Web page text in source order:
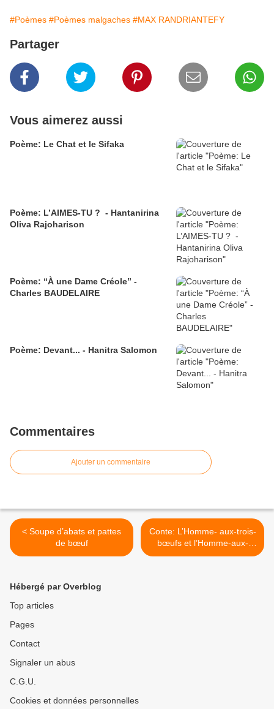
#Poèmes #Poèmes malgaches #MAX RANDRIANTEFY
Partager
Vous aimerez aussi
Poème: Le Chat et le Sifaka
Poème: L’AIMES-TU ? - Hantanirina
Oliva Rajoharison
Poème: “À une Dame Créole” -
Charles BAUDELAIRE
Poème: Devant... - Hanitra Salomon
Commentaires
Ajouter un commentaire
< Soupe d’abats et pattes
de bœuf
Conte: L’Homme- aux-trois-
bœufs et l’Homme-aux-
trois-femmes >
Hébergé par Overblog
Top articles
Pages
Contact
Signaler un abus
C.G.U.
Cookies et données personnelles